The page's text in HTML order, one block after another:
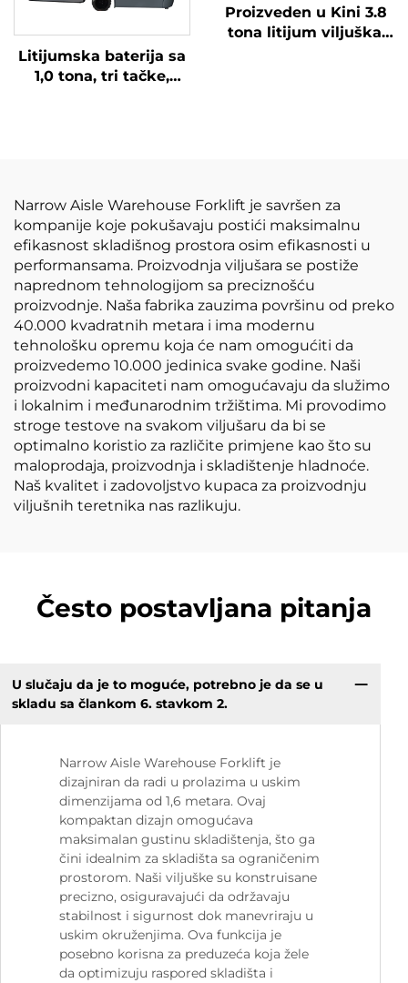
Litijumska baterija sa
1,0 tona, tri tačke,
Proizveden u Kini 3.8
tona litijum viljuška,
Narrow Aisle Warehouse Forklift je savršen za
kompanije koje pokušavaju postići maksimalnu
efikasnost skladišnog prostora osim efikasnosti u
performansama. Proizvodnja viljušara se postiže
naprednom tehnologijom sa preciznošću
proizvodnje. Naša fabrika zauzima površinu od preko
40.000 kvadratnih metara i ima modernu
tehnološku opremu koja će nam omogućiti da
proizvedemo 10.000 jedinica svake godine. Naši
proizvodni kapaciteti nam omogućavaju da služimo
i lokalnim i međunarodnim tržištima. Mi provodimo
stroge testove na svakom viljušaru da bi se
optimalno koristio za različite primjene kao što su
maloprodaja, proizvodnja i skladištenje hladnoće.
Naš kvalitet i zadovoljstvo kupaca za proizvodnju
viljušnih teretnika nas razlikuju.
Često postavljana pitanja
U slučaju da je to moguće, potrebno je da se u
skladu sa člankom 6. stavkom 2.
Narrow Aisle Warehouse Forklift je
dizajniran da radi u prolazima u uskim
dimenzijama od 1,6 metara. Ovaj
kompaktan dizajn omogućava
maksimalan gustinu skladištenja, što ga
čini idealnim za skladišta sa ograničenim
prostorom. Naši viljuške su konstruisane
precizno, osiguravajući da održavaju
stabilnost i sigurnost dok manevriraju u
uskim okruženjima. Ova funkcija je
posebno korisna za preduzeća koja žele
da optimizuju raspored skladišta i